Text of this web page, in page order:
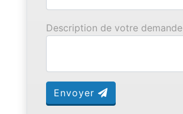
Description de votre demande
Envoyer